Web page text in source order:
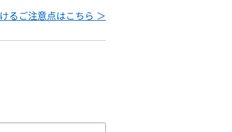
るご注意点はこちら ＞